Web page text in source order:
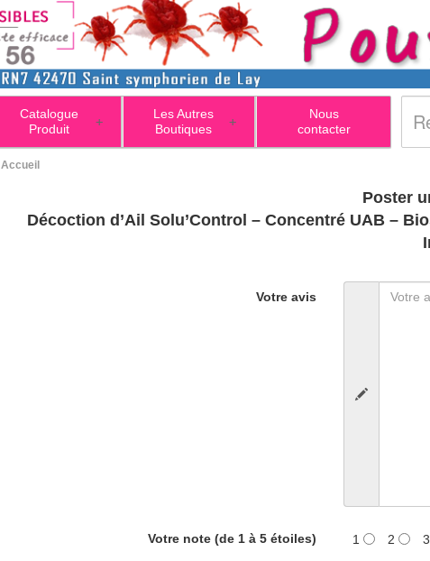
+
Catalogue
Produit
+
Les Autres
Boutiques
Nous
contacter
Accueil
Poster
Décoction d’Ail Solu’Control – Concentré UAB –
Votre avis
Votre note (de 1 à 5 étoiles) 1 2 3